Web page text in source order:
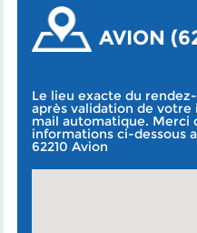
AVION
Le lieu exacte du
après validation de
mail automatique. Merci
informations ci-dessous
62210 Avion